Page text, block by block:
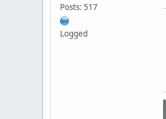
Posts: 517
Logged